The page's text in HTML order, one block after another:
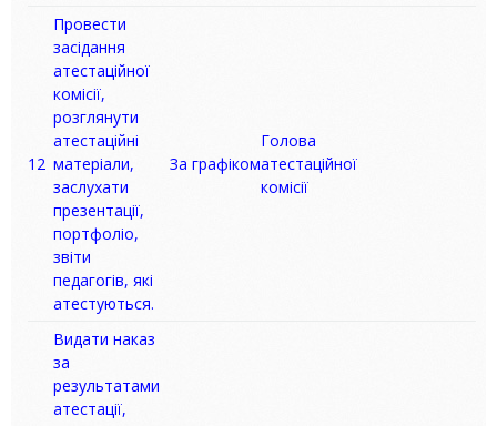
12
Провести
засідання
атестаційної
комісії,
розглянути
атестаційні
матеріали,
заслухати
презентації,
портфоліо,
звіти
педагогів, які
атестуються.
За графіком
Голова
атестаційної
комісії
Видати наказ
за
результатами
атестації,